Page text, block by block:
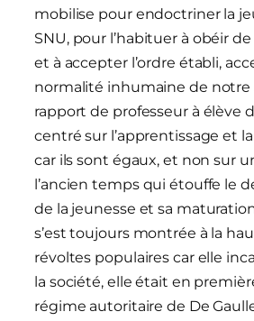
mobilise pour endoctriner la
SNU, pour l’habituer à obéir
et à accepter l’ordre établi,
normalité inhumaine de notre
rapport de professeur à élève
centré sur l’apprentissage et
car ils sont égaux, et non sur
l’ancien temps qui étouffe le
de la jeunesse et sa
s’est toujours montrée à la
révoltes populaires car elle
la société, elle était en
régime autoritaire de De